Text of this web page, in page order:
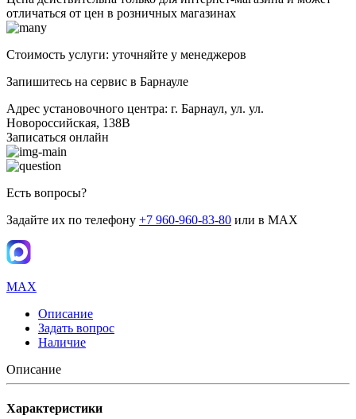
отличаться от цен в розничных магазинах
Стоимость услуги: уточняйте у менеджеров
Запишитесь на сервис в Барнауле
Адрес установочного центра: г. Барнаул, ул. ул.
Новороссийская, 138В
Записаться онлайн
Есть вопросы?
Задайте их по телефону +7 960-960-83-80 или в MAX
MAX
Описание
Задать вопрос
Наличие
Описание
Характеристики